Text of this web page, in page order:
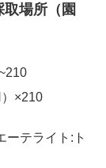
取場所（園
×210
ーテライト:ト